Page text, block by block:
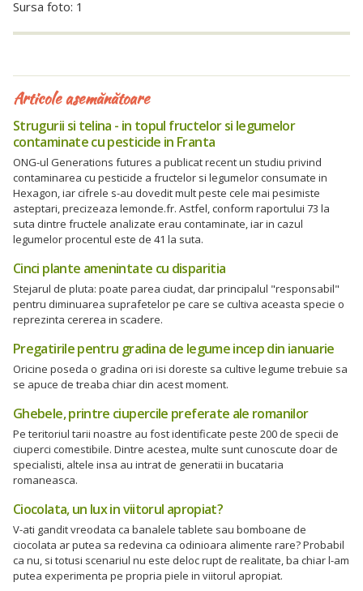
Sursa foto: 1
Articole asemănătoare
Strugurii si telina - in topul fructelor si legumelor
contaminate cu pesticide in Franta
ONG-ul Generations futures a publicat recent un studiu privind
contaminarea cu pesticide a fructelor si legumelor consumate in
Hexagon, iar cifrele s-au dovedit mult peste cele mai pesimiste
asteptari, precizeaza lemonde.fr. Astfel, conform raportului 73 la
suta dintre fructele analizate erau contaminate, iar in cazul
legumelor procentul este de 41 la suta.
Cinci plante amenintate cu disparitia
Stejarul de pluta: poate parea ciudat, dar principalul "responsabil"
pentru diminuarea suprafetelor pe care se cultiva aceasta specie o
reprezinta cererea in scadere.
Pregatirile pentru gradina de legume incep din ianuarie
Oricine poseda o gradina ori isi doreste sa cultive legume trebuie sa
se apuce de treaba chiar din acest moment.
Ghebele, printre ciupercile preferate ale romanilor
Pe teritoriul tarii noastre au fost identificate peste 200 de specii de
ciuperci comestibile. Dintre acestea, multe sunt cunoscute doar de
specialisti, altele insa au intrat de generatii in bucataria
romaneasca.
Ciocolata, un lux in viitorul apropiat?
V-ati gandit vreodata ca banalele tablete sau bomboane de
ciocolata ar putea sa redevina ca odinioara alimente rare? Probabil
ca nu, si totusi scenariul nu este deloc rupt de realitate, ba chiar l-am
putea experimenta pe propria piele in viitorul apropiat.